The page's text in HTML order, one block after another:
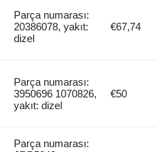
Parça numarası:
20386078, yakıt:
dizel
€67,74
Parça numarası:
3950696 1070826,
yakıt: dizel
€50
Parça numarası: